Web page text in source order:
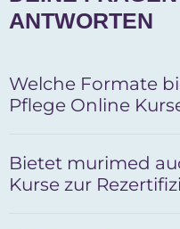
ANTWORTEN
Welche Formate
Pflege Online
Bietet murimed
Kurse zur